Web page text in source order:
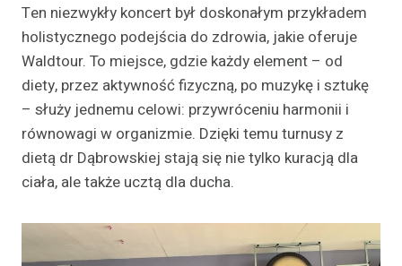
Ten niezwykły koncert był doskonałym przykładem
holistycznego podejścia do zdrowia, jakie oferuje
Waldtour. To miejsce, gdzie każdy element – od
diety, przez aktywność fizyczną, po muzykę i sztukę
– służy jednemu celowi: przywróceniu harmonii i
równowagi w organizmie. Dzięki temu turnusy z
dietą dr Dąbrowskiej stają się nie tylko kuracją dla
ciała, ale także ucztą dla ducha.